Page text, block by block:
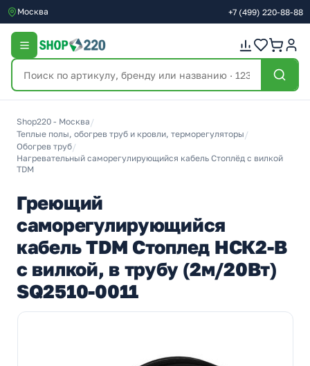
Москва +7 (499) 220-88-88
Shop220 - Москва /
Теплые полы, обогрев труб и кровли, терморегуляторы /
Обогрев труб/
Нагревательный саморегулирующийся кабель Стоплёд с вилкой
TDM
Греющий
саморегулирующийся
кабель TDM Стоплед НСК2-В
с вилкой, в трубу (2м/20Вт)
SQ2510-0011